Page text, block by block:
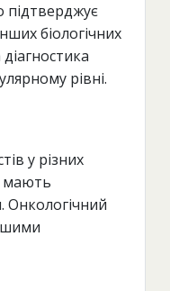
підтверджує
біологічних
рівні.
у різних
мають
Онкологічний